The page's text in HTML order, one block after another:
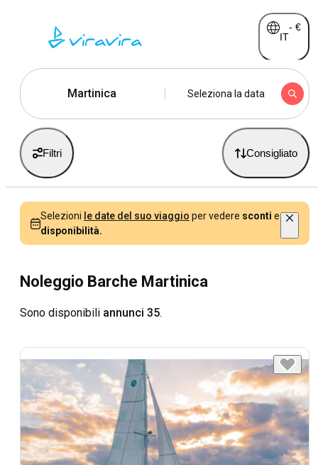
IT
- €
Martinica Seleziona la data
Filtri Consigliato
Selezioni le date del suo viaggio per vedere sconti e
disponibilità.
Noleggio Barche Martinica
Sono disponibili annunci 35.